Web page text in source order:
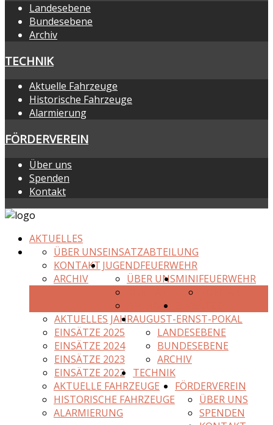
Landesebene
Bundesebene
Archiv
TECHNIK
Aktuelle Fahrzeuge
Historische Fahrzeuge
Alarmierung
FÖRDERVEREIN
Über uns
Spenden
Kontakt
AKTUELLES
EINSATZABTEILUNG
ÜBER UNS
KONTAKT
ARCHIV
JUGENDFEUERWEHR
ÜBER UNSMINIFEUERWEHR
AKTUELLES JAHR
EINSÄTZE 2025
EINSÄTZE 2024
EINSÄTZE 2023
EINSÄTZE 2022
AUGUST-ERNST-POKAL
LANDESEBENE
BUNDESEBENE
ARCHIV
TECHNIK
AKTUELLE FAHRZEUGE
HISTORISCHE FAHRZEUGE
ALARMIERUNG
FÖRDERVEREIN
ÜBER UNS
SPENDEN